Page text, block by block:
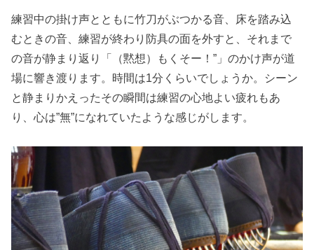
練習中の掛け声とともに竹刀がぶつかる音、床を踏み込
むときの音、練習が終わり防具の面を外すと、それまで
の音が静まり返り「（黙想）もくそー！”」のかけ声が道
場に響き渡ります。時間は1分くらいでしょうか。シーン
と静まりかえったその瞬間は練習の心地よい疲れもあ
り、心は”無”になれていたような感じがします。